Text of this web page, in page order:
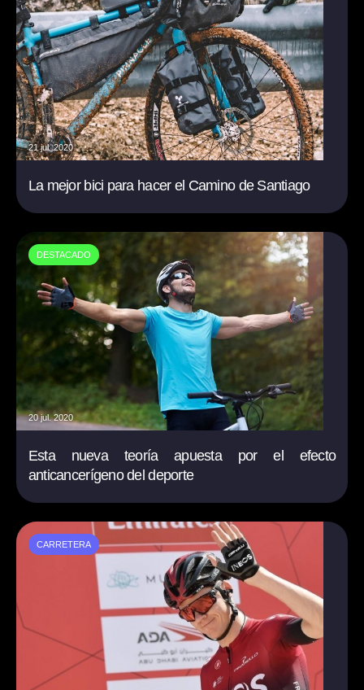
21 jul. 2020
La mejor bici para hacer el Camino de Santiago
DESTACADO
20 jul. 2020
Esta nueva teoría apuesta por el efecto
anticancerígeno del deporte
CARRETERA